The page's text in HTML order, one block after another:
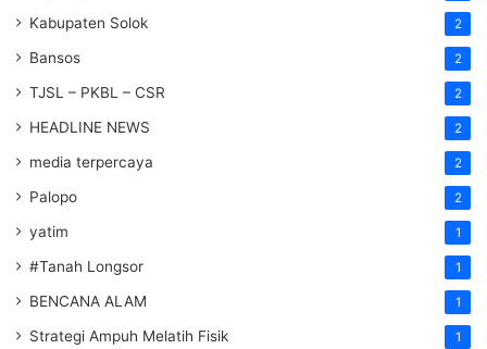
Kabupaten Solok 2
Bansos 2
TJSL – PKBL – CSR 2
HEADLINE NEWS 2
media terpercaya 2
Palopo 2
yatim 1
#Tanah Longsor 1
BENCANA ALAM 1
Strategi Ampuh Melatih Fisik 1